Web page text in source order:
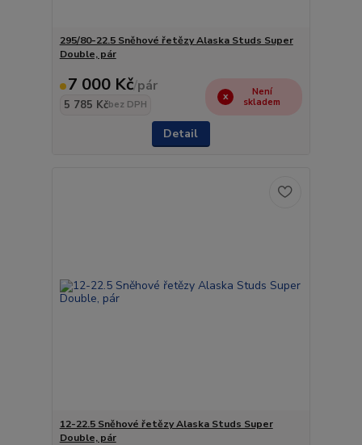
295/80-22.5 Sněhové řetězy Alaska Studs Super
Double, pár
7 000 Kč/pár
5 785 Kčbez DPH
Není
skladem
Detail
12-22.5 Sněhové řetězy Alaska Studs Super
Double, pár